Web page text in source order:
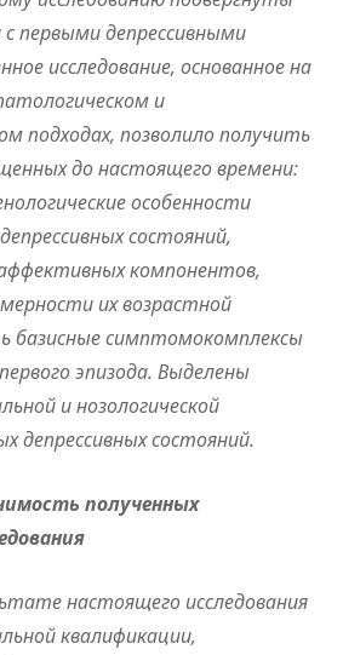
первыми депрессивными
исследование, основанное на
и
подходах, позволило получить
до настоящего времени:
особенности
состояний,
компонентов,
их возрастной
базисные симптомокомплексы
эпизода. Выделены
и нозологической
депрессивных состояний.
полученных
настоящего исследования
квалификации,